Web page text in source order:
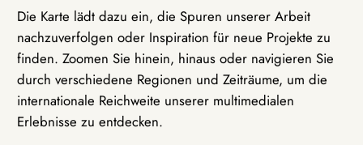
Die Karte lädt dazu ein, die Spuren unserer Arbeit
nachzuverfolgen oder Inspiration für neue Projekte zu
finden. Zoomen Sie hinein, hinaus oder navigieren Sie
durch verschiedene Regionen und Zeiträume, um die
internationale Reichweite unserer multimedialen
Erlebnisse zu entdecken.